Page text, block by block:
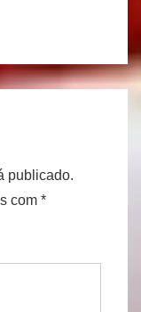
publicado.
com *